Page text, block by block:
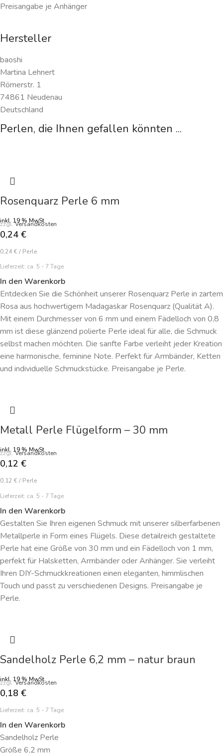
Preisangabe je Anhänger
Hersteller
baoshi
Martina Lehnert
Römerstr. 1
74861 Neudenau
Deutschland
Perlen, die Ihnen gefallen könnten ...
Rosenquarz Perle 6 mm
inkl. 19 % MwSt.
zzgl.Versandkosten
0,24 €
0,24 € / Perle
Lieferzeit: ca. 5 - 7 Tage
In den Warenkorb
Entdecken Sie die Schönheit unserer Rosenquarz Perle in zartem
Rosa aus hochwertigem Madagaskar Rosenquarz (Qualität A).
Mit einem Durchmesser von 6 mm und einem Fädelloch von 0,8
mm ist diese glänzend polierte Perle ideal für alle, die Schmuck
selbst machen möchten. Die sanfte Farbe verleiht jeder Kreation
eine harmonische, feminine Note. Perfekt für Armbänder, Ketten
und individuelle Schmuckstücke. Preisangabe je Perle.
Metall Perle Flügelform – 30 mm
inkl. 19 % MwSt.
zzgl.Versandkosten
0,12 €
0,12 € / Perle
Lieferzeit: ca. 5 - 7 Tage
In den Warenkorb
Gestalten Sie Ihren eigenen Schmuck mit unserer silberfarbenen
Metallperle in Form eines Flügels. Diese detailreich gestaltete
Perle hat eine Größe von 30 mm und ein Fädelloch von 1 mm,
perfekt für Halsketten, Armbänder oder Anhänger. Sie verleiht
Ihren DIY-Schmuckkreationen einen eleganten, himmlischen
Touch und passt zu verschiedenen Designs. Preisangabe je
Perle.
Sandelholz Perle 6,2 mm – natur braun
inkl. 19 % MwSt.
zzgl.Versandkosten
0,18 €
Lieferzeit: ca. 5 - 7 Tage
In den Warenkorb
Sandelholz Perle
Größe 6,2 mm